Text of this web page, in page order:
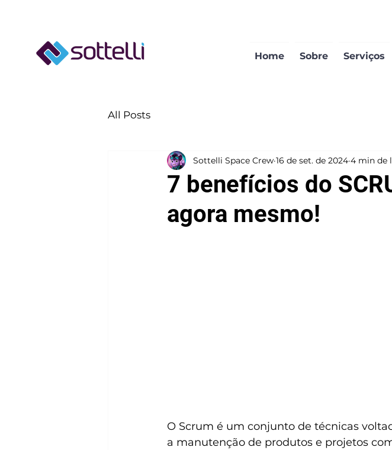
Home Sobre Serviços
All Posts
7 benefícios do
agora mesmo!
Sottelli Space Crew 16 de set. de 2024 4 min de
O Scrum é um conjunto de técnicas
a manutenção de produtos e projetos